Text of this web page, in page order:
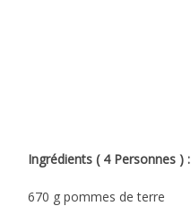
Ingrédients ( 4 Personnes ) :
670 g pommes de terre